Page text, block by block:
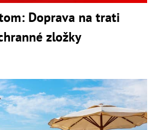
Doprava na trati
zložky